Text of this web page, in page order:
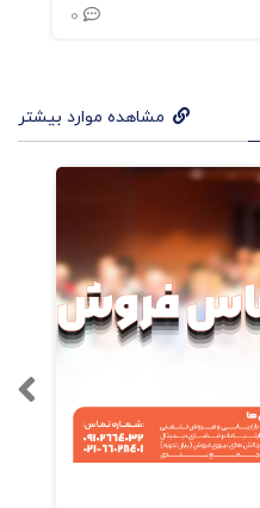
مشاهده موارد بیشتر